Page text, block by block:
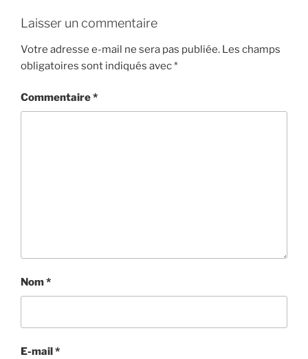
Laisser un commentaire
Votre adresse e-mail ne sera pas publiée. Les champs
obligatoires sont indiqués avec*
Commentaire*
Nom*
E-mail *